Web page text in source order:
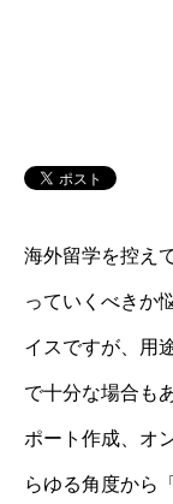
海外留学を控え
っていくべきか
イスですが、用
で十分な場合も
ポート作成、オ
らゆる角度から